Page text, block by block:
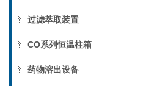
过滤萃取装置
CO系列恒温柱箱
药物溶出设备